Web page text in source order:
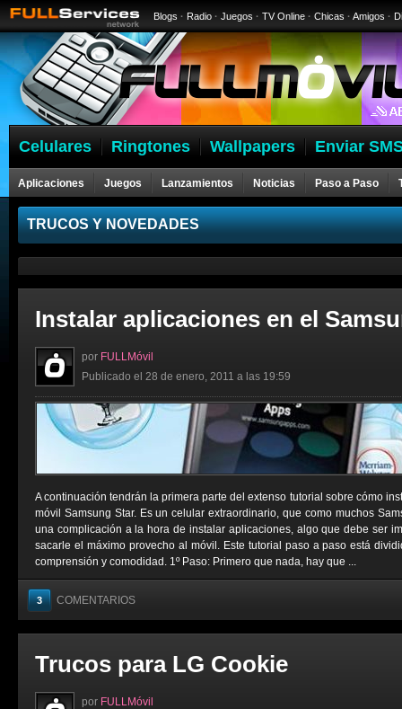
Blogs · Radio · Juegos · TV Online · Chicas · Amigos ·
Celulares Ringtones Wallpapers Enviar
Aplicaciones Juegos Lanzamientos Noticias Paso a Paso
Celulares
TRUCOS Y NOVEDADES
Instalar aplicaciones en el
por FULLMóvil
Publicado el 28 de enero, 2011 a las 19:59
A continuación tendrán la primera parte del extenso tutorial sobre cómo
móvil Samsung Star. Es un celular extraordinario, que como muchos
una complicación a la hora de instalar aplicaciones, algo que debe ser
sacarle el máximo provecho al móvil. Este tutorial paso a paso está
comprensión y comodidad. 1º Paso: Primero que nada, hay que ...
3 COMENTARIOS
Trucos para LG Cookie
por FULLMóvil